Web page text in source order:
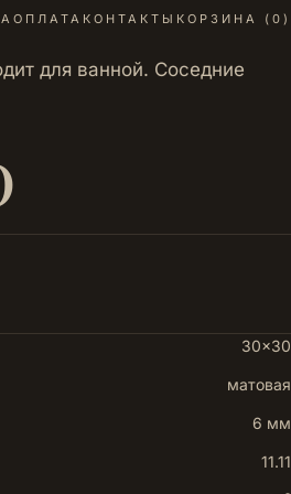
ОПЛАТА КОНТАКТЫ КОРЗИНА ( 0 )
для ванной. Соседние
30×30
матовая
6 мм
11.11